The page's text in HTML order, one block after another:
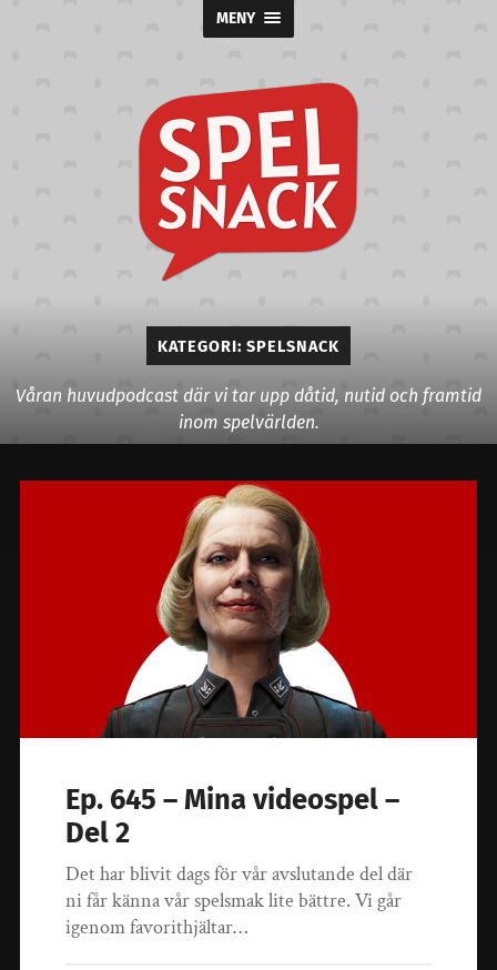
MENY
Spelsnack
KATEGORI: SPELSNACK
Våran huvudpodcast där vi tar upp dåtid, nutid och framtid
inom spelvärlden.
Ep. 645 – Mina videospel –
Del 2
Det har blivit dags för vår avslutande del där
ni får känna vår spelsmak lite bättre. Vi går
igenom favorithjältar…